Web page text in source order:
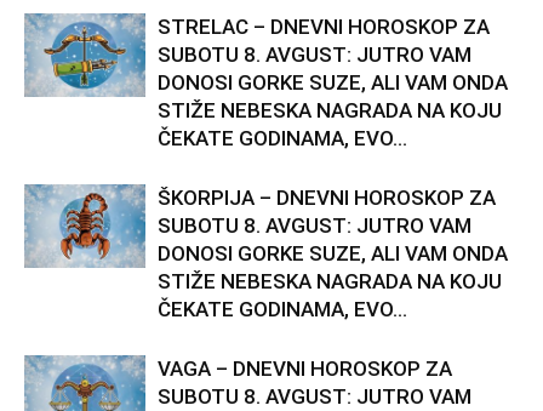
STRELAC – DNEVNI HOROSKOP ZA
SUBOTU 8. AVGUST: JUTRO VAM
DONOSI GORKE SUZE, ALI VAM ONDA
STIŽE NEBESKA NAGRADA NA KOJU
ČEKATE GODINAMA, EVO...
ŠKORPIJA – DNEVNI HOROSKOP ZA
SUBOTU 8. AVGUST: JUTRO VAM
DONOSI GORKE SUZE, ALI VAM ONDA
STIŽE NEBESKA NAGRADA NA KOJU
ČEKATE GODINAMA, EVO...
VAGA – DNEVNI HOROSKOP ZA
SUBOTU 8. AVGUST: JUTRO VAM